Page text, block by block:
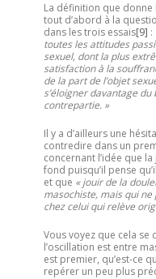
La définition que donne
tout d’abord à la
dans les trois essais[9] :
toutes les attitudes
sexuel, dont la plus
satisfaction à la
de la part de l’objet
s’éloigner davantage
contrepartie. »
Il y a d’ailleurs une
contredire dans un
concernant l’idée que
fond puisqu’il pense
et que « jouir de la
masochiste, mais qui
chez celui qui relève
Vous voyez que cela
l’oscillation est entre
est premier, qu’est-ce
repérer un peu plus